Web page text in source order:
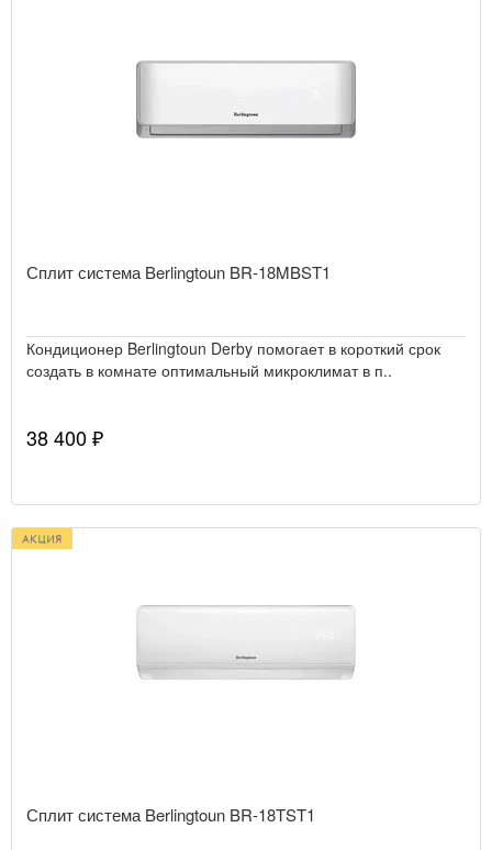
Сплит система Berlingtoun BR-18MBST1
Кондиционер Berlingtoun Derby помогает в короткий срок
создать в комнате оптимальный микроклимат в п..
38 400 ₽
Сплит система Berlingtoun BR-18TST1